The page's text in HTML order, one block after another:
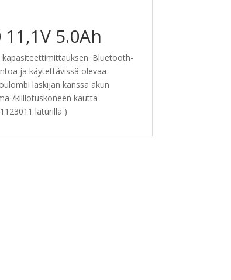
5.0Ah
Bluetooth-
ja käytettävissä olevaa
laskijan kanssa akun
kiillotuskoneen kautta
laturilla )